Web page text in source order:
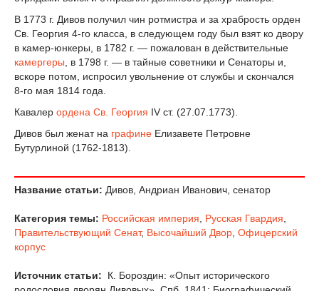
В 1773 г. Дивов получил чин ротмистра и за храбрость орден
Св. Георгия 4-го класса, в следующем году был взят ко двору
в камер-юнкеры, в 1782 г. — пожалован в действительные
камергеры , в 1798 г. — в тайные советники и Сенаторы и,
вскоре потом, испросил увольнение от службы и скончался
8-го мая 1814 года.
Кавалер ордена Св. Георгия IV ст. (27.07.1773).
Дивов был женат на графине Елизавете Петровне
Бутурлиной (1762-1813).
Название статьи: Дивов, Андриан Иванович, сенатор
Категория темы: Российская империя Русская Гвардия
Правительствующий Сенат, Высочайший Двор Офицерский
корпус
Источник статьи:
К. Бороздин: «Опыт исторического